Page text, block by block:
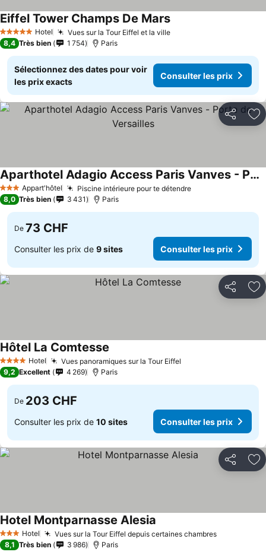
5 Étoiles Hotel Vues sur la Tour Eiffel et la ville
Eiffel Tower Champs De Mars
8,4 Très bien 1 754 Paris
Sélectionnez des dates pour voir
les prix exacts
Consulter les prix
Partager
3 ÉtoilesAppart'hôtel Piscine intérieure pour te détendre
Aparthotel Adagio Access Paris Vanves - Porte de Versailles
8,0 Très bien 3 431 Paris
De 73 CHF
Consulter les prix de 9 sites Consulter les prix
Partager
4 Étoiles Hotel Vues panoramiques sur la Tour Eiffel
Hôtel La Comtesse
9,2 Excellent 4 269 Paris
De 203 CHF
Consulter les prix de 10 sites Consulter les prix
Partager
3 ÉtoilesHotel Vues sur la Tour Eiffel depuis certaines chambres
Hotel Montparnasse Alesia
8,1 Très bien 3 986 Paris